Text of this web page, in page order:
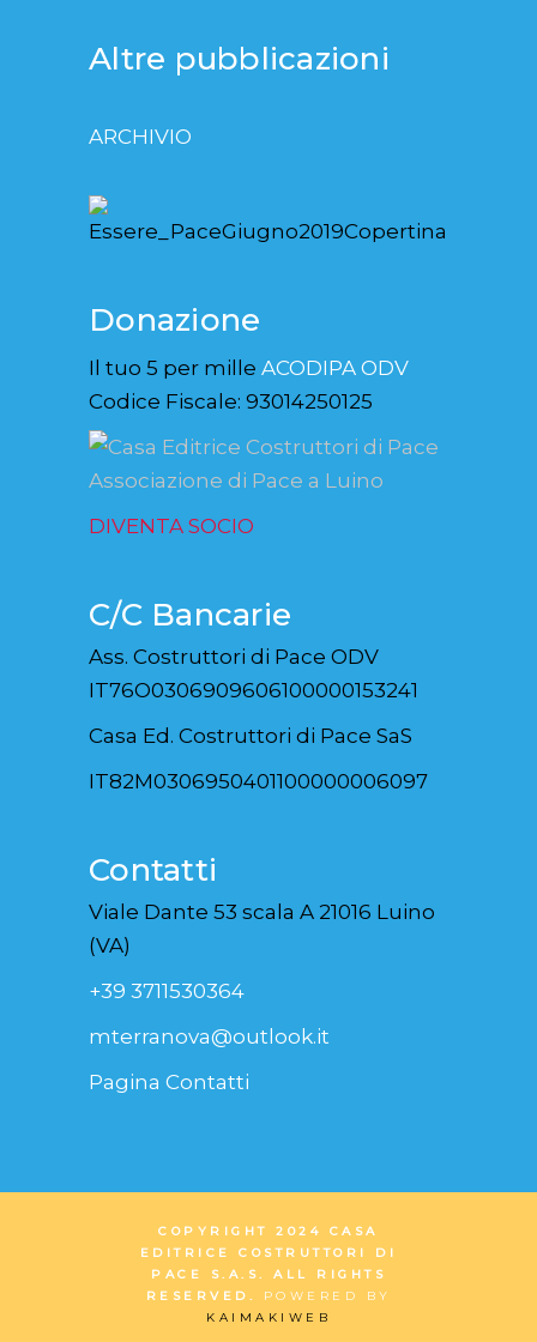
Altre pubblicazioni
ARCHIVIO
Donazione
Il tuo 5 per mille ACODIPA ODV
Codice Fiscale: 93014250125
DIVENTA SOCIO
C/C Bancarie
Ass. Costruttori di Pace ODV
IT76O0306909606100000153241
Casa Ed. Costruttori di Pace SaS
IT82M0306950401100000006097
Contatti
Viale Dante 53 scala A 21016 Luino
(VA)
+39 3711530364
mterranova@outlook.it
Pagina Contatti
COPYRIGHT 2024 CASA
EDITRICE COSTRUTTORI DI
PACE S.A.S. ALL RIGHTS
RESERVED.
POWERED BY
KAIMAKIWEB